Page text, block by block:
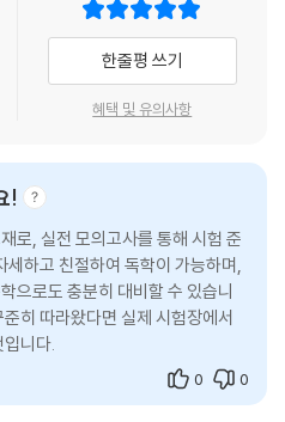
실제로 시험을 치르는 것처럼 느낄
리고 실전 대비용 OMR 카드 수록
주는 상세한 해설을 통해 모든 문제를
. 뿐만 아니라, 8회분 분량에 맞게 별
과 같은 환경에서 최종 연습을 해 볼
한줄평 쓰기
혜택 및 유의사항
!
로, 실전 모의고사를 통해 시험 준
세하고 친절하여 독학이 가능하며,
으로도 충분히 대비할 수 있습니
히 따라왔다면 실제 시험장에서
니다.
0 0